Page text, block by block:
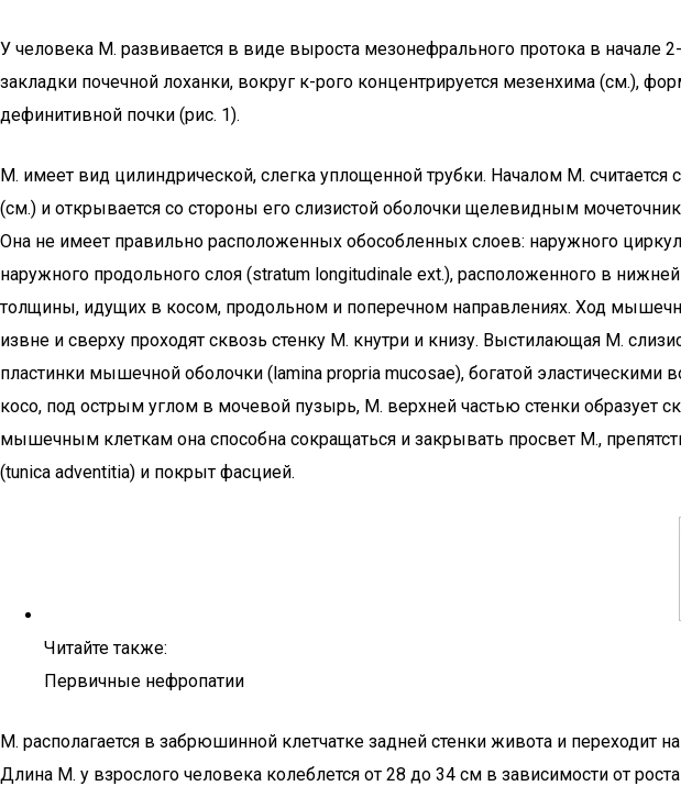
У человека М. развивается в виде выроста мезонефрального протока в начале
закладки почечной лоханки, вокруг к-рого концентрируется мезенхима (см.),
дефинитивной почки (рис. 1).
М. имеет вид цилиндрической, слегка уплощенной трубки. Началом М.
(см.) и открывается со стороны его слизистой оболочки щелевидным
Она не имеет правильно расположенных обособленных слоев: наружного
наружного продольного слоя (stratum longitudinale ext.), расположенного в
толщины, идущих в косом, продольном и поперечном направлениях. Ход
извне и сверху проходят сквозь стенку М. кнутри и книзу. Выстилающая М.
пластинки мышечной оболочки (lamina propria mucosae), богатой
косо, под острым углом в мочевой пузырь, М. верхней частью стенки образует
мышечным клеткам она способна сокращаться и закрывать просвет М.,
(tunica adventitia) и покрыт фасцией.
Читайте также:
Первичные нефропатии
М. располагается в забрюшинной клетчатке задней стенки живота и
Длина М. у взрослого человека колеблется от 28 до 34 см в зависимости от